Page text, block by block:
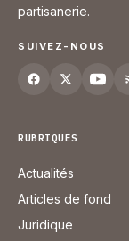
partisanerie.
SUIVEZ-NOUS
RUBRIQUES
Actualités
Articles de fond
Juridique